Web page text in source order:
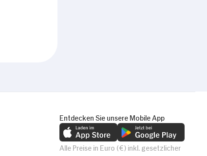
Entdecken Sie unsere Mobile App
Alle Preise in Euro (€) inkl. gesetzlicher